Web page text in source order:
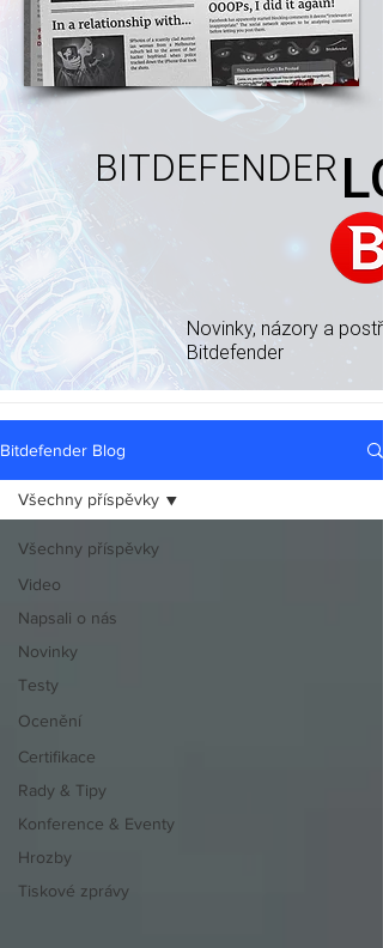
BITDEFENDER
Novinky, názory a
Bitdefender
Bitdefender Blog
Všechny příspěvky
Video
Napsali o nás
Novinky
Testy
Ocenění
Certifikace
Rady & Tipy
Konference & Eventy
Hrozby
Tiskové zprávy
Všechny příspěvky